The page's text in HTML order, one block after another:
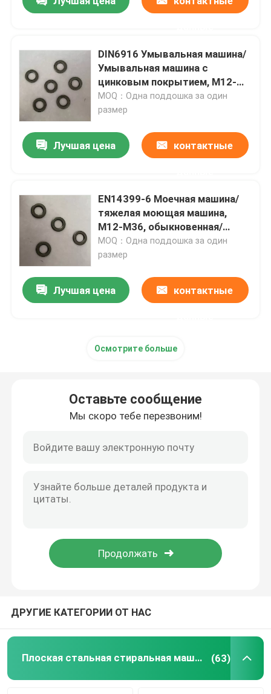
Главная страница
Продукция
DIN6916 Умывальная машина/
Умывальная машина с
цинковым покрытием, M12-
M36
MOQ：Одна поддошка за один
размер
Лучшая цена контактные
EN14399-6 Моечная машина/
тяжелая моющая машина,
M12-M36, обыкновенная/
дакрометная
MOQ：Одна поддошка за один
размер
Лучшая цена контактные
Осмотрите больше
Оставьте сообщение
Мы скоро тебе перезвоним!
ДРУГИЕ КАТЕГОРИИ ОТ НАС
Плоская стальная стиральная машина (63)